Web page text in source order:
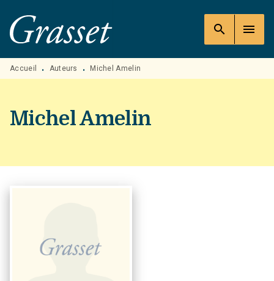
MENU RECHERCHE
PIED DE PAGE
search menu
Accueil • Auteurs • Michel Amelin
Michel Amelin